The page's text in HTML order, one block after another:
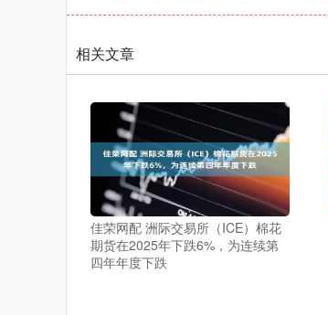
相关文章
佳荣网配 洲际交易所（ICE）棉花
期货在2025年下跌6%，为连续第
四年年度下跌